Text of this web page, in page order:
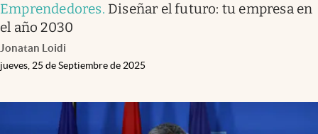
Mediakit
abre en nueva pestaña
Argentina
Emprendedores. Diseñar el futuro: tu empresa en
el año 2030
Jonatan Loidi
jueves, 25 de Septiembre de 2025